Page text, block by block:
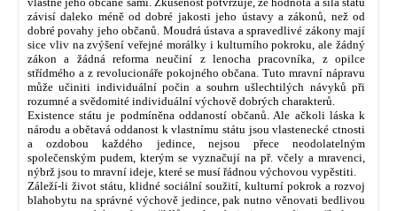
závisí daleko méně od dobré jakosti jeho ústavy a zákonů, než od
dobré povahy jeho občanů. Moudrá ústava a spravedlivé zákony mají
sice vliv na zvýšení veřejné morálky i kulturního pokroku, ale žádný
zákon a žádná reforma neučiní z lenocha pracovníka, z opilce
střídmého a z revolucionáře pokojného občana. Tuto mravní nápravu
může učiniti individuální počin a souhrn ušlechtilých návyků při
rozumné a svědomité individuální výchově dobrých charakterů.
Existence státu je podmíněna oddaností občanů. Ale ačkoli láska k
národu a obětavá oddanost k vlastnímu státu jsou vlastenecké ctnosti
a ozdobou každého jedince, nejsou přece neodolatelným
společenským pudem, kterým se vyznačují na př. včely a mravenci,
nýbrž jsou to mravní ideje, které se musí řádnou výchovou vypěstiti.
Záleží-li život státu, klidné sociální soužití, kulturní pokrok a rozvoj
blahobytu na správné výchově jedince, pak nutno věnovati bedlivou